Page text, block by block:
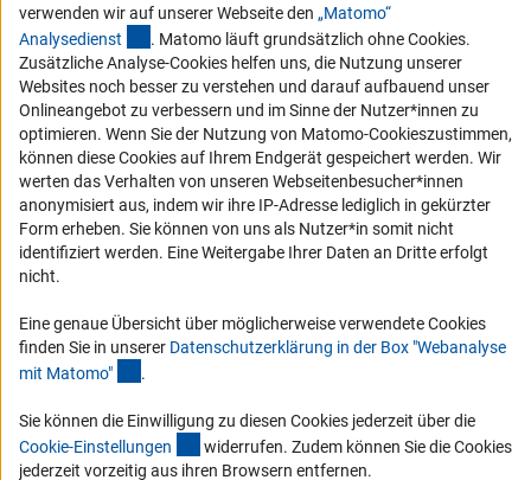
Barrierefreiheit
Service und Informationen für Menschen mit Behinderungen
Erklärung zur Barrierefreiheit
Barriere melden
DFG-aktuell
Erhalten Sie Neuigkeiten aus der DFG direkt in Ihr Mailpostfach oder
schauen Sie sich die Ausgaben online an.
Zum Newsletter
verwenden wir auf unserer Webseite den „Matomo“
Analysedienst (externer Link)
. Matomo läuft grundsätzlich ohne Cookies.
Zusätzliche Analyse-Cookies helfen uns, die Nutzung unserer
Websites noch besser zu verstehen und darauf aufbauend unser
Onlineangebot zu verbessern und im Sinne der Nutzer*innen zu
optimieren. Wenn Sie der Nutzung von Matomo-Cookieszustimmen,
können diese Cookies auf Ihrem Endgerät gespeichert werden. Wir
werten das Verhalten von unseren Webseitenbesucher*innen
anonymisiert aus, indem wir ihre IP-Adresse lediglich in gekürzter
Form erheben. Sie können von uns als Nutzer*in somit nicht
identifiziert werden. Eine Weitergabe Ihrer Daten an Dritte erfolgt
nicht.
Eine genaue Übersicht über möglicherweise verwendete Cookies
finden Sie in unserer Datenschutzerklärung in der Box "Webanalyse
mit Matomo" .
Sie können die Einwilligung zu diesen Cookies jederzeit über die
Cookie-Einstellungen (interner Link)
widerrufen. Zudem können Sie die Cookies
jederzeit vorzeitig aus ihren Browsern entfernen.